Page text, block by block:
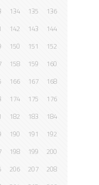
134 135
136
142 143
144
150 151
152
158 159
160
166 167
168
174 175
176
182 183
184
190 191
192
198 199
200
206 207
208